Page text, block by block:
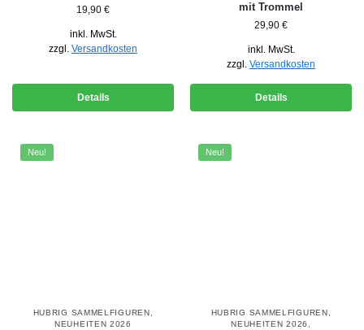
19,90 €
inkl. MwSt.
zzgl. Versandkosten
Details
mit Trommel
29,90 €
inkl. MwSt.
zzgl. Versandkosten
Details
Neu!
HUBRIG SAMMELFIGUREN,
NEUHEITEN 2026
Neu!
HUBRIG SAMMELFIGUREN,
NEUHEITEN 2026 ,